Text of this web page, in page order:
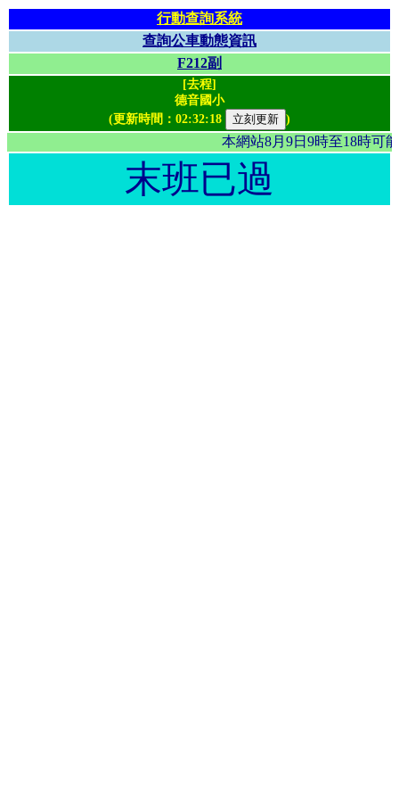
行動查詢系統
查詢公車動態資訊
F212副
[去程]
德音國小
(更新時間： 02:32:18 )
本網站8月9日9時至18
末班已過